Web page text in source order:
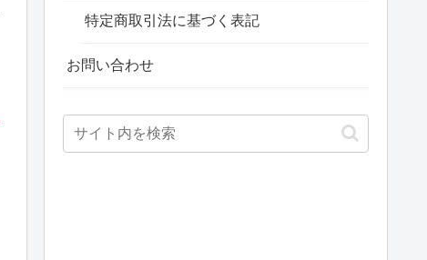
特定商取引法に基づく表記
お問い合わせ